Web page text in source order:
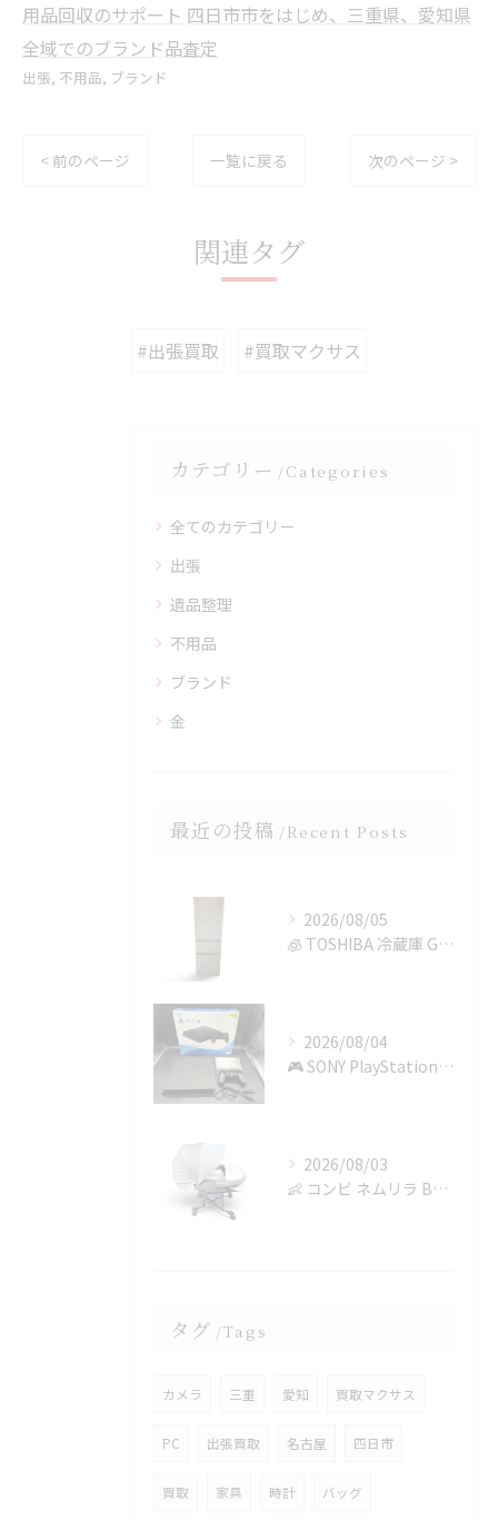
用品回収のサポート 四日市市をはじめ、三重県、愛知県
全域でのブランド品査定
出張 不用品 ブランド
< 前のページ 一覧に戻る 次のページ >
関連タグ
#出張買取 #買取マクサス
カテゴリー Categories
全てのカテゴリー
出張
遺品整理
不用品
ブランド
金
最近の投稿 Recent Posts
2026/08/05
🧊 TOSHIBA 冷蔵庫 GR-T36SVを鈴鹿市で買取✨
2026/08/04
🎮 SONY PlayStation 4を四日市で買取✨
2026/08/03
👶 コンビ ネムリラ BEDi Longを四日市で買取✨
タグ Tags
カメラ 三重 愛知 買取マクサス
PC 出張買取 名古屋 四日市
買取 家具 時計 バッグ